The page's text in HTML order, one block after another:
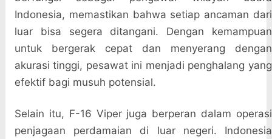
Indonesia, memastikan bahwa setiap ancaman dari
luar bisa segera ditangani. Dengan kemampuan
untuk bergerak cepat dan menyerang dengan
akurasi tinggi, pesawat ini menjadi penghalang yang
efektif bagi musuh potensial.
Selain itu, F-16 Viper juga berperan dalam operasi
penjagaan perdamaian di luar negeri. Indonesia